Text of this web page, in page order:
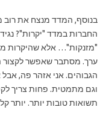
בנוסף, המדד מנצח את רוב
החברות במדד "יקרות"?
"מזנקות"… אלא שהיקרות
ערך. מסתבר שאפשר לקצור
הגבוהים. אני אזהר פה,
וגם מתמטית. פחות צריך
תשואות טובות יותר. יותר